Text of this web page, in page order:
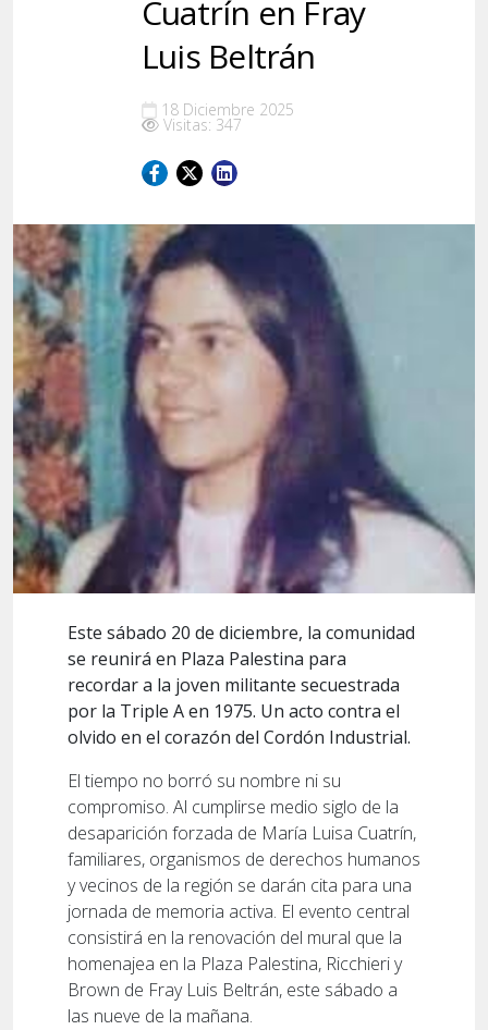
Cuatrín en Fray
Luis Beltrán
18 Diciembre 2025
Visitas: 347
Este sábado 20 de diciembre, la comunidad
se reunirá en Plaza Palestina para
recordar a la joven militante secuestrada
por la Triple A en 1975. Un acto contra el
olvido en el corazón del Cordón Industrial.
El tiempo no borró su nombre ni su
compromiso. Al cumplirse medio siglo de la
desaparición forzada de María Luisa Cuatrín,
familiares, organismos de derechos humanos
y vecinos de la región se darán cita para una
jornada de memoria activa. El evento central
consistirá en la renovación del mural que la
homenajea en la Plaza Palestina, Ricchieri y
Brown de Fray Luis Beltrán, este sábado a
las nueve de la mañana.